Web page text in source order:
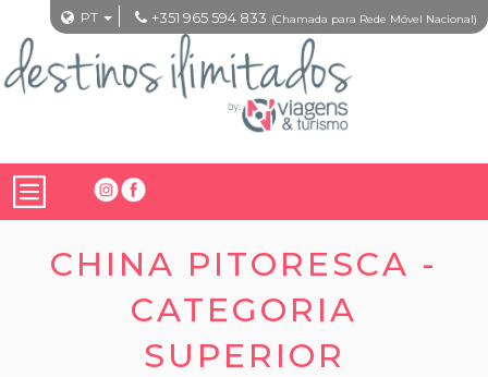
PT +351 965 594 833 (Chamada para Rede Móvel Nacional)
CHINA PITORESCA -
CATEGORIA
SUPERIOR